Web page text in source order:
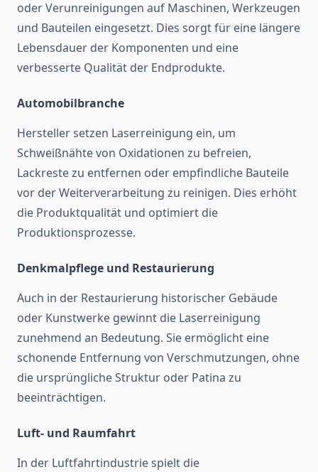
oder Verunreinigungen auf Maschinen, Werkzeugen
und Bauteilen eingesetzt. Dies sorgt für eine längere
Lebensdauer der Komponenten und eine
verbesserte Qualität der Endprodukte.
Automobilbranche
Hersteller setzen Laserreinigung ein, um
Schweißnähte von Oxidationen zu befreien,
Lackreste zu entfernen oder empfindliche Bauteile
vor der Weiterverarbeitung zu reinigen. Dies erhöht
die Produktqualität und optimiert die
Produktionsprozesse.
Denkmalpflege und Restaurierung
Auch in der Restaurierung historischer Gebäude
oder Kunstwerke gewinnt die Laserreinigung
zunehmend an Bedeutung. Sie ermöglicht eine
schonende Entfernung von Verschmutzungen, ohne
die ursprüngliche Struktur oder Patina zu
beeinträchtigen.
Luft- und Raumfahrt
In der Luftfahrtindustrie spielt die